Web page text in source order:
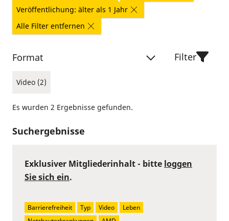
Veröffentlichung: älter als 1 Jahr
Alle Filter entfernen
Format
Video (2)
Filter
Es wurden 2 Ergebnisse gefunden.
Suchergebnisse
Exklusiver Mitgliederinhalt - bitte loggen
Sie sich ein.
Barrierefreiheit Typ Video
Leben